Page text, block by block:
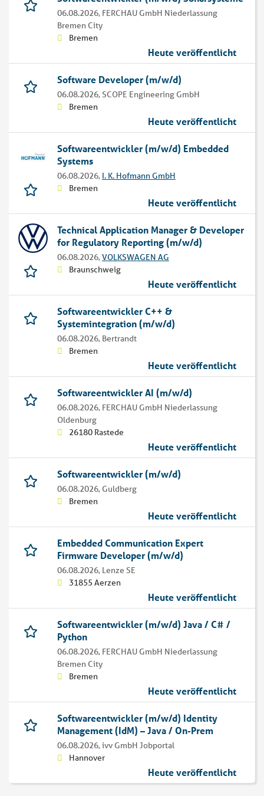
06.08.2026, FERCHAU GmbH Niederlassung
Bremen City
Bremen
Heute veröffentlicht
Software Developer (m/w/d)
06.08.2026,SCOPE Engineering GmbH
Bremen
Heute veröffentlicht
Softwareentwickler (m/w/d) Embedded
Systems
06.08.2026, I. K. Hofmann GmbH
Bremen
Heute veröffentlicht
Technical Application Manager & Developer
for Regulatory Reporting (m/w/d)
06.08.2026,VOLKSWAGEN AG
Braunschweig
Heute veröffentlicht
Softwareentwickler C++ &
Systemintegration (m/w/d)
06.08.2026, Bertrandt
Bremen
Heute veröffentlicht
Softwareentwickler AI (m/w/d)
06.08.2026, FERCHAU GmbH Niederlassung
Oldenburg
26180 Rastede
Heute veröffentlicht
Softwareentwickler (m/w/d)
06.08.2026, Guldberg
Bremen
Heute veröffentlicht
Embedded Communication Expert
Firmware Developer (m/w/d)
06.08.2026, Lenze SE
31855 Aerzen
Heute veröffentlicht
Softwareentwickler (m/w/d) Java / C# /
Python
06.08.2026, FERCHAU GmbH Niederlassung
Bremen City
Bremen
Heute veröffentlicht
Softwareentwickler (m/w/d) Identity
Management (IdM) – Java / On-Prem
06.08.2026,ivv GmbH Jobportal
Hannover
Heute veröffentlicht